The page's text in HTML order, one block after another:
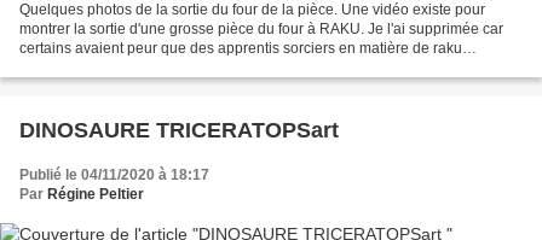
Quelques photos de la sortie du four de la pièce. Une vidéo existe pour
montrer la sortie d'une grosse pièce du four à RAKU. Je l'ai supprimée car
certains avaient peur que des apprentis sorciers en matière de raku
DINOSAURE TRICERATOPSart
Publié le 04/11/2020 à 18:17
Par Régine Peltier